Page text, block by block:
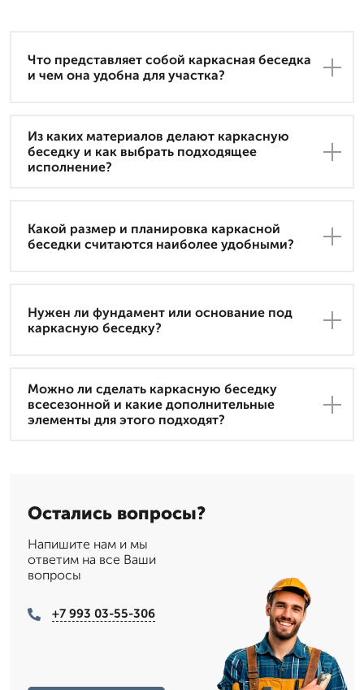
Что представляет собой каркасная беседка
и чем она удобна для участка?
Из каких материалов делают каркасную
беседку и как выбрать подходящее
исполнение?
Какой размер и планировка каркасной
беседки считаются наиболее удобными?
Нужен ли фундамент или основание под
каркасную беседку?
Можно ли сделать каркасную беседку
всесезонной и какие дополнительные
элементы для этого подходят?
Остались вопросы?
Напишите нам и мы
ответим на все Ваши
вопросы
+7 993 03-55-306